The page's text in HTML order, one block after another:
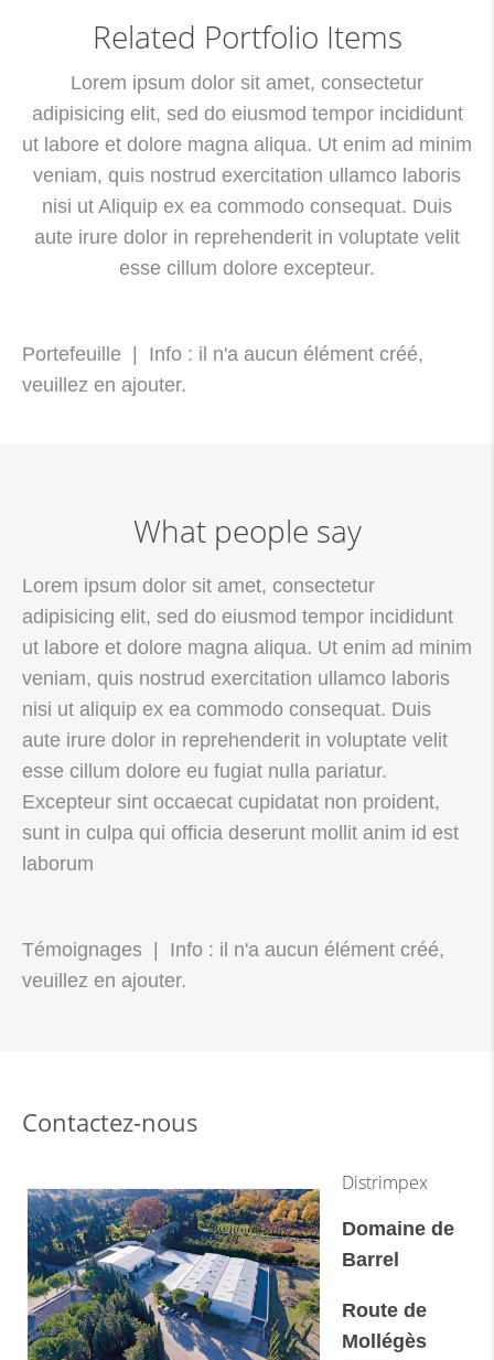
Related Portfolio Items
Lorem ipsum dolor sit amet, consectetur
adipisicing elit, sed do eiusmod tempor incididunt
ut labore et dolore magna aliqua. Ut enim ad minim
veniam, quis nostrud exercitation ullamco laboris
nisi ut Aliquip ex ea commodo consequat. Duis
aute irure dolor in reprehenderit in voluptate velit
esse cillum dolore excepteur.
Portefeuille | Info : il n'a aucun élément créé,
veuillez en ajouter.
What people say
Lorem ipsum dolor sit amet, consectetur
adipisicing elit, sed do eiusmod tempor incididunt
ut labore et dolore magna aliqua. Ut enim ad minim
veniam, quis nostrud exercitation ullamco laboris
nisi ut aliquip ex ea commodo consequat. Duis
aute irure dolor in reprehenderit in voluptate velit
esse cillum dolore eu fugiat nulla pariatur.
Excepteur sint occaecat cupidatat non proident,
sunt in culpa qui officia deserunt mollit anim id est
laborum
Témoignages | Info : il n'a aucun élément créé,
veuillez en ajouter.
Contactez-nous
Distrimpex
Domaine de
Barrel
Route de
Mollégès